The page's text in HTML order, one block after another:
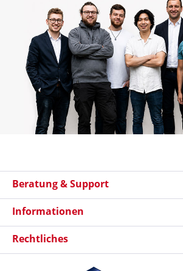
Beratung & Support
Informationen
Rechtliches